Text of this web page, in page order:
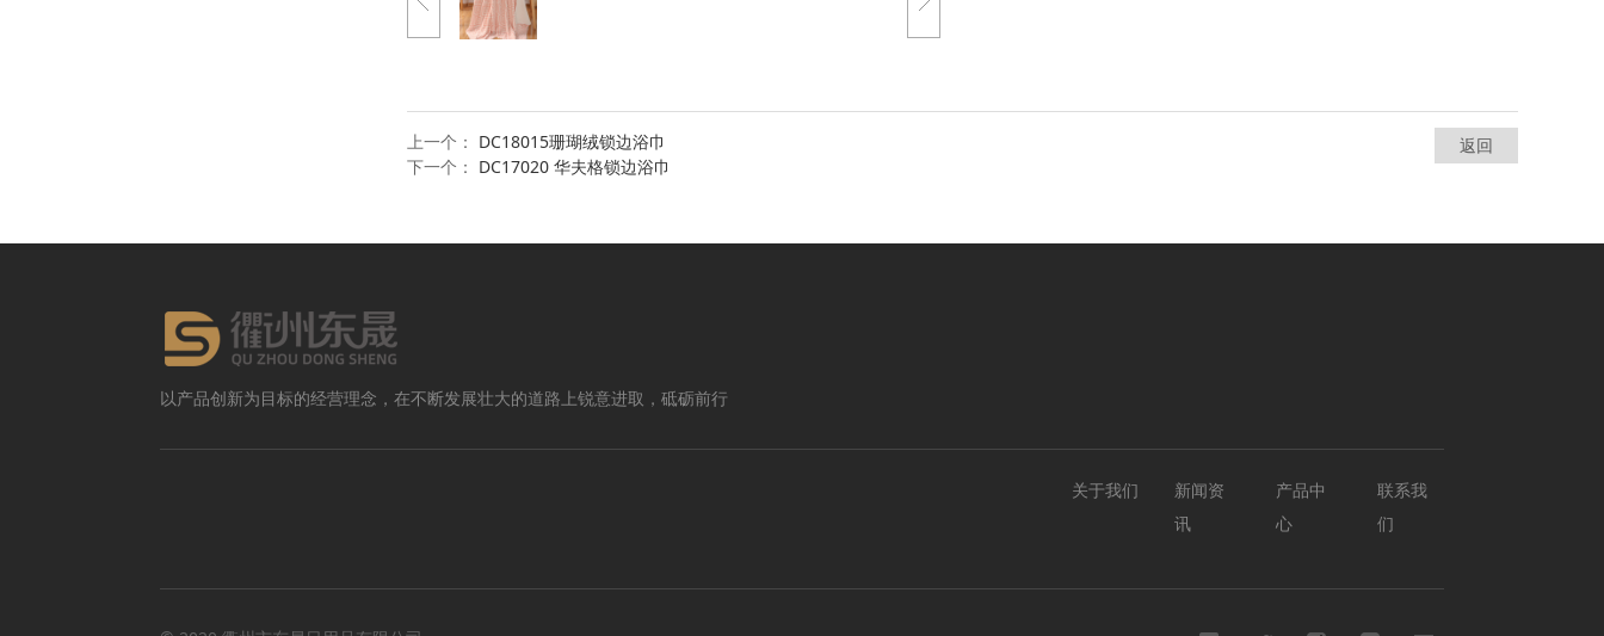
上一个： DC18015珊瑚绒锁边浴巾
下一个： DC17020 华夫格锁边浴巾
返回
以产品创新为目标的经营理念，在不断发展壮大的道路上锐意进取，砥砺前行
关于我们
新闻资
讯
产品中
心
联系我
们